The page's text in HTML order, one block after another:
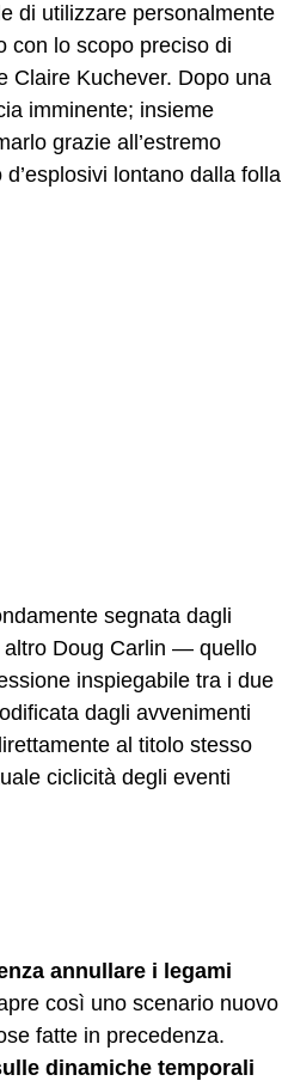
di utilizzare personalmente
con lo scopo preciso di
Claire Kuchever. Dopo una
imminente; insieme
grazie all’estremo
lontano dalla folla
segnata dagli
altro Doug Carlin — quello
inspiegabile tra i due
dagli avvenimenti
al titolo stesso
ciclicità degli eventi
annullare i legami
così uno scenario nuovo
fatte in precedenza.
dinamiche temporali